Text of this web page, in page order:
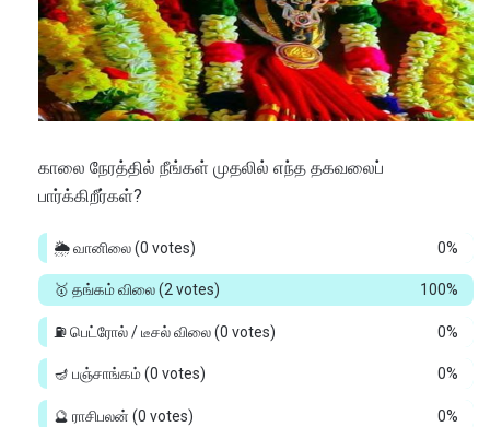
காலை நேரத்தில் நீங்கள் முதலில் எந்த தகவலைப்
பார்க்கிறீர்கள்?
0%
🌦️ வானிலை(0 votes)
100%
🥇 தங்கம் விலை(2 votes)
0%
⛽ பெட்ரோல் / டீசல் விலை(0 votes)
0%
🪔 பஞ்சாங்கம்(0 votes)
0%
🔮 ராசிபலன் (0 votes)